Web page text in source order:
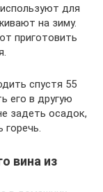
для
на зиму.
приготовить
спустя 55
его в другую
задеть осадок,
горечь.
вина из